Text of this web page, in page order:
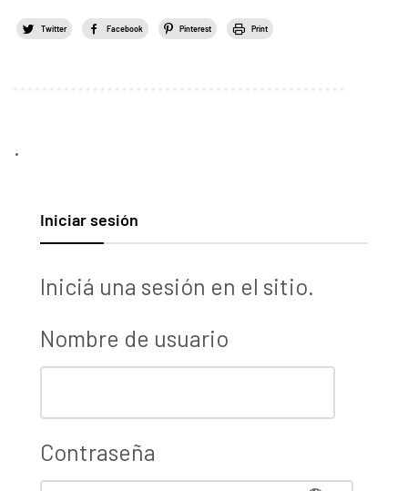
Twitter Facebook Pinterest Print
.
Iniciar sesión
Iniciá una sesión en el sitio.
Nombre de usuario
Contraseña